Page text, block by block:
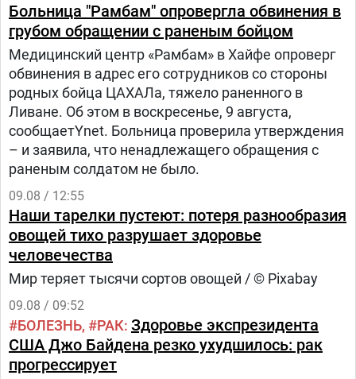
Больница "Рамбам" опровергла обвинения в
грубом обращении с раненым бойцом
Медицинский центр «Рамбам» в Хайфе опроверг
обвинения в адрес его сотрудников со стороны
родных бойца ЦАХАЛа, тяжело раненного в
Ливане. Об этом в воскресенье, 9 августа,
сообщаетYnet. Больница проверила утверждения
– и заявила, что ненадлежащего обращения с
раненым солдатом не было.
09.08 / 12:55
Наши тарелки пустеют: потеря разнообразия
овощей тихо разрушает здоровье
человечества
Мир теряет тысячи сортов овощей / © Pixabay
09.08 / 09:52
БОЛЕЗНЬ РАК Здоровье экспрезидента
США Джо Байдена резко ухудшилось: рак
прогрессирует